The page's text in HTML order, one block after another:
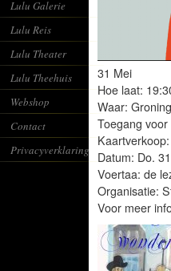
Lulu Galerie
Lulu Reis
Lulu Theater
Lulu Theehuis
Webshop
Contact
Privacyverklaring
31 Mei
Hoe laat:
Waar:
Toegang
Datum: Do.
Voertaa: de
Organisatie:
Voor meer